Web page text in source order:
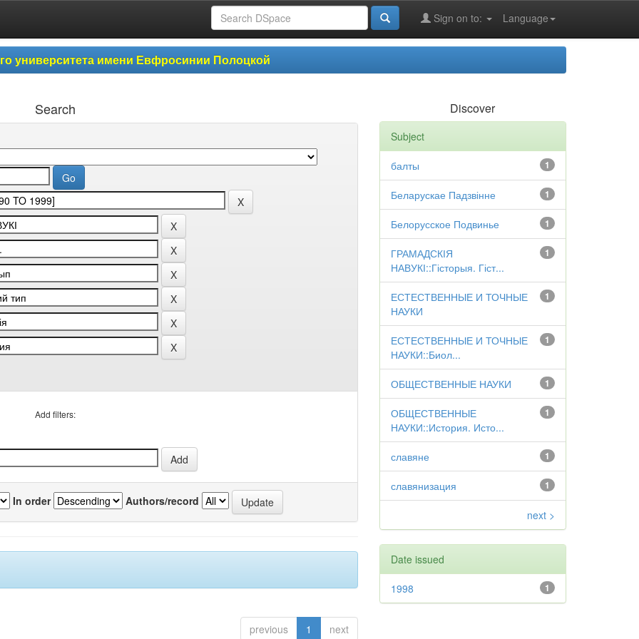
Language
Sign on to:
университета имени Евфросинии Полоцкой
Search
Add filters:
In order Authors/record
previous 1 next
Discover
Subject
1
балты
1
Беларускае Падзвінне
1
Белорусское Подвинье
1
ГРАМАДСКІЯ
НАВУКІ::Гісторыя. Гіст...
1
ЕСТЕСТВЕННЫЕ И ТОЧНЫЕ
НАУКИ
1
ЕСТЕСТВЕННЫЕ И ТОЧНЫЕ
НАУКИ::Биол...
1
ОБЩЕСТВЕННЫЕ НАУКИ
1
ОБЩЕСТВЕННЫЕ
НАУКИ::История. Исто...
1
славяне
1
славянизация
next >
Date issued
1
1998